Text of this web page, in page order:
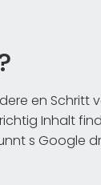
en Schritt
Inhalt
s Google